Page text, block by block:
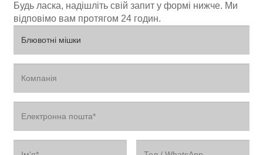
Будь ласка, надішліть свій запит у формі нижче. Ми
відповімо вам протягом 24 годин.